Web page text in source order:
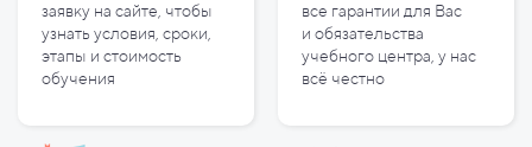
заявку на сайте, чтобы
узнать условия, сроки,
этапы и стоимость
обучения
все гарантии для Вас
и обязательства
учебного центра, у нас
всё честно